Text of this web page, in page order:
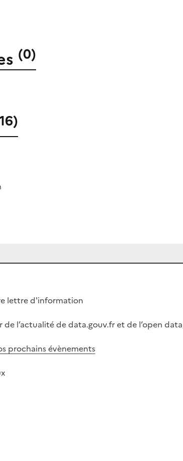
(0)
)
lettre d'information
de l’actualité de data.gouv.fr et de l’open
prochains évènements